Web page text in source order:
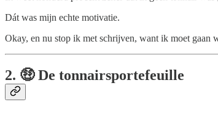
Dát was mijn echte motivatie.
Okay, en nu stop ik met schrijven, want ik moet gaan
2. 🤑 De tonnairsportefeuille